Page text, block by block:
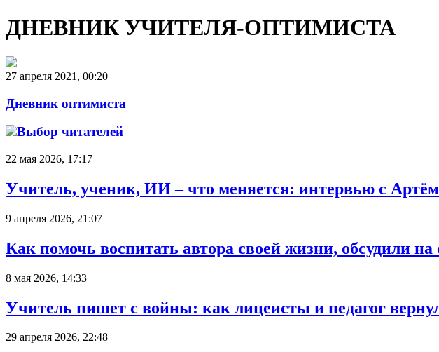
ДНЕВНИК УЧИТЕЛЯ-ОПТИМИСТА
27 апреля 2021, 00:20
Дневник оптимиста
Выбор читателей
22 мая 2026, 17:17
Учитель, ученик, ИИ – что меняется: интервью с
9 апреля 2026, 21:07
Как помочь воспитать автора своей жизни,
8 мая 2026, 14:33
Учитель пишет с войны: как лицеисты и педагог
29 апреля 2026, 22:48